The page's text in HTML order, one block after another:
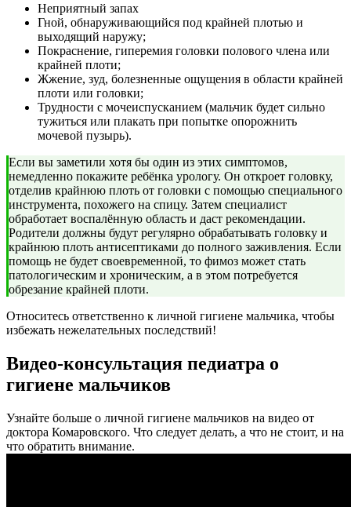
Неприятный запах
Гной, обнаруживающийся под крайней плотью и
выходящий наружу;
Покраснение, гиперемия головки полового члена или
крайней плоти;
Жжение, зуд, болезненные ощущения в области крайней
плоти или головки;
Трудности с мочеиспусканием (мальчик будет сильно
тужиться или плакать при попытке опорожнить
мочевой пузырь).
Если вы заметили хотя бы один из этих симптомов,
немедленно покажите ребёнка урологу. Он откроет головку,
отделив крайнюю плоть от головки с помощью специального
инструмента, похожего на спицу. Затем специалист
обработает воспалённую область и даст рекомендации.
Родители должны будут регулярно обрабатывать головку и
крайнюю плоть антисептиками до полного заживления. Если
помощь не будет своевременной, то фимоз может стать
патологическим и хроническим, а в этом потребуется
обрезание крайней плоти.
Относитесь ответственно к личной гигиене мальчика, чтобы
избежать нежелательных последствий!
Видео-консультация педиатра о
гигиене мальчиков
Узнайте больше о личной гигиене мальчиков на видео от
доктора Комаровского. Что следует делать, а что не стоит, и на
что обратить внимание.